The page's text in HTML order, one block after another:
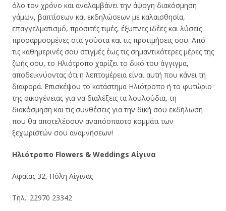
όλο τον χρόνο και αναλαμβάνει την άψογη διακόσμηση
γάμων, βαπτίσεων και εκδηλώσεων με καλαισθησία,
επαγγελματισμό, προσιτές τιμές, έξυπνες ιδέες και λύσεις
προσαρμοσμένες στα γούστα και τις προτιμήσεις σου. Από
τις καθημερινές σου στιγμές έως τις σημαντικότερες μέρες της
ζωής σου, το Ηλιότροπο χαρίζει το δικό του άγγιγμα,
αποδεικνύοντας ότι η λεπτομέρεια είναι αυτή που κάνει τη
διαφορά. Επισκέψου το κατάστημα Ηλιότροπο ή το φυτώριο
της οικογένειας για να διαλέξεις τα λουλούδια, τη
διακόσμηση και τις συνθέσεις για την δική σου εκδήλωση
που θα αποτελέσουν αναπόσπαστο κομμάτι των
ξεχωριστών σου αναμνήσεων!
Ηλιότροπο Flowers & Weddings Αίγινα
Αφαίας 32, Πόλη Αίγινας
Τηλ.: 22970 23342